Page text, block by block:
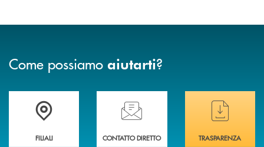
Come possiamo aiutarti?
Trova la filiale più vicina a te
FILIALI
Hai bisogno di assistenza immediata ?
CONTATTO DIRETTO
Hai bisogno di
TRASPARENZA